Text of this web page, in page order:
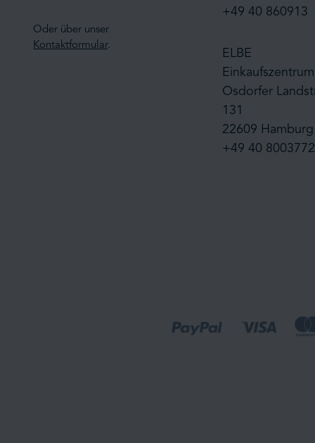
Oder über unser
Kontaktformular.
+49 40 860913
ELBE
Einkaufszentrum
Osdorfer
131
22609 Hamburg
+49 40 8003772